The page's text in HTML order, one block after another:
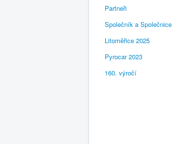
Partneři
Společník a Společnice
Litoměřice 2025
Pyrocar 2023
160. výročí